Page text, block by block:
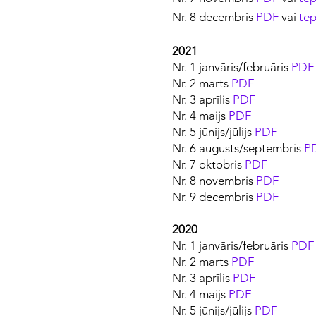
Nr. 8 decembris PDF vai
2021
Nr. 1 janvāris/februāris PDF
Nr. 2 marts PDF
Nr. 3 aprīlis PDF
Nr. 4 maijs PDF
Nr. 5 jūnijs/jūlijs PDF
Nr. 6 augusts/septembris
Nr. 7 oktobris PDF
Nr. 8 novembris PDF
Nr. 9 decembris PDF
2020
Nr. 1 janvāris/februāris PDF
Nr. 2 marts PDF
Nr. 3 aprīlis PDF
Nr. 4 maijs PDF
Nr. 5 jūnijs/jūlijs PDF